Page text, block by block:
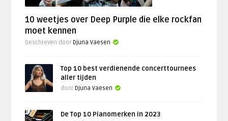
10 weetjes over Deep Purple die elke rockfan
moet kennen
Geschreven door Djuna Vaesen
Top 10 best verdienende concerttournees
aller tijden
door Djuna Vaesen
De Top 10 Pianomerken in 2023